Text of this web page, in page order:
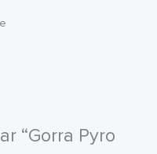
“Gorra Pyro